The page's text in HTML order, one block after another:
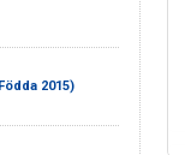
2015)